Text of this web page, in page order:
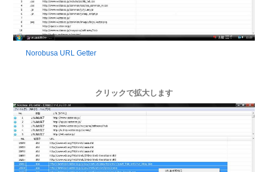
Norobusa URL Getter
クリックで拡大します